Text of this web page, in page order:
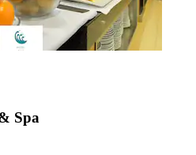
Spa